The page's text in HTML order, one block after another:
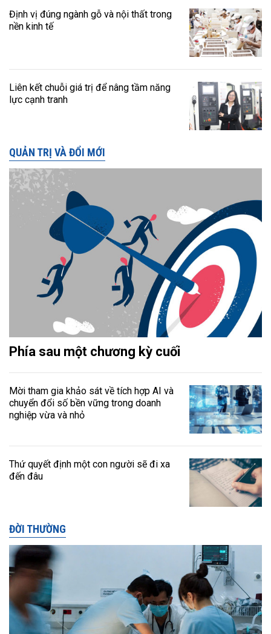
Định vị đúng ngành gỗ và nội thất trong
nền kinh tế
Liên kết chuỗi giá trị để nâng tầm năng
lực cạnh tranh
QUẢN TRỊ VÀ ĐỔI MỚI
Phía sau một chương kỳ cuối
Mời tham gia khảo sát về tích hợp AI và
chuyển đổi số bền vững trong doanh
nghiệp vừa và nhỏ
Thứ quyết định một con người sẽ đi xa
đến đâu
ĐỜI THƯỜNG